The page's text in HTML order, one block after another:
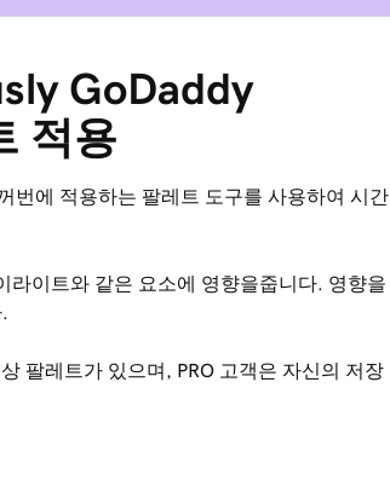
GoDaddy
적용
번에 적용하는 팔레트 도구를 사용하여 시간
라이트와 같은 요소에 영향을줍니다. 영향을
팔레트가 있으며, PRO 고객은 자신의 저장